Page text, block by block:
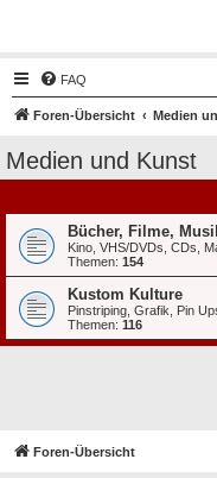
FAQ
Foren-Übersicht Medien
Medien und Kunst
Bücher, Filme,
Kino, VHS/DVDs, CDs,
Themen: 154
Kustom Kulture
Pinstriping, Grafik, Pin
Themen: 116
Foren-Übersicht